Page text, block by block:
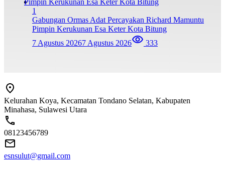
1
Gabungan Ormas Adat Percayakan Richard Mamuntu
Pimpin Kerukunan Esa Keter Kota Bitung
7 Agustus 20267 Agustus 2026 333
Kelurahan Koya, Kecamatan Tondano Selatan, Kabupaten
Minahasa, Sulawesi Utara
08123456789
esnsulut@gmail.com